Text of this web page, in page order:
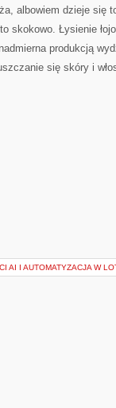
albowiem dzieje się
skokowo. Łysienie
produkcją
się skóry i
AI I AUTOMATYZACJA W